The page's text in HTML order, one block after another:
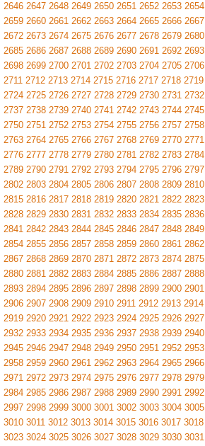
2646 2647 2648 2649 2650 2651 2652 2653 2654
2659 2660 2661 2662 2663 2664 2665 2666 2667
2672 2673 2674 2675 2676 2677 2678 2679 2680
2685 2686 2687 2688 2689 2690 2691 2692 2693
2698 2699 2700 2701 2702 2703 2704 2705 2706
2711 2712 2713 2714 2715 2716 2717 2718 2719
2724 2725 2726 2727 2728 2729 2730 2731 2732
2737 2738 2739 2740 2741 2742 2743 2744 2745
2750 2751 2752 2753 2754 2755 2756 2757 2758
2763 2764 2765 2766 2767 2768 2769 2770 2771
2776 2777 2778 2779 2780 2781 2782 2783 2784
2789 2790 2791 2792 2793 2794 2795 2796 2797
2802 2803 2804 2805 2806 2807 2808 2809 2810
2815 2816 2817 2818 2819 2820 2821 2822 2823
2828 2829 2830 2831 2832 2833 2834 2835 2836
2841 2842 2843 2844 2845 2846 2847 2848 2849
2854 2855 2856 2857 2858 2859 2860 2861 2862
2867 2868 2869 2870 2871 2872 2873 2874 2875
2880 2881 2882 2883 2884 2885 2886 2887 2888
2893 2894 2895 2896 2897 2898 2899 2900 2901
2906 2907 2908 2909 2910 2911 2912 2913 2914
2919 2920 2921 2922 2923 2924 2925 2926 2927
2932 2933 2934 2935 2936 2937 2938 2939 2940
2945 2946 2947 2948 2949 2950 2951 2952 2953
2958 2959 2960 2961 2962 2963 2964 2965 2966
2971 2972 2973 2974 2975 2976 2977 2978 2979
2984 2985 2986 2987 2988 2989 2990 2991 2992
2997 2998 2999 3000 3001 3002 3003 3004 3005
3010 3011 3012 3013 3014 3015 3016 3017 3018
3023 3024 3025 3026 3027 3028 3029 3030 3031